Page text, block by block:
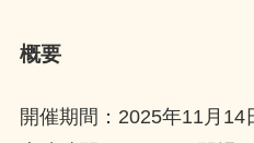
概要
開催期間：2025年11月14